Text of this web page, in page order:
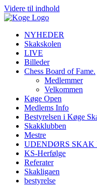
Videre til indhold
NYHEDER
Skakskolen
LIVE
Billeder
Chess Board of Fame.
Medlemmer
Velkommen
Køge Open
Medlems Info
Bestyrelsen i Køge
Skakklubben
Mestre
UDENDØRS SKAK
KS-Herfølge
Referater
Skakligaen
bestyrelse